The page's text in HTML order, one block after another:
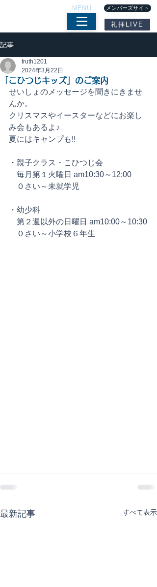
MENU メンバーズサイト
礼拝LIVE
記事
「こひつじキッズ」のご案内
truth1201
2024年3月22日
せいしょのメッセージを聞きにきませ
んか。
クリスマスやイースターなどにお楽し
み会もあるよ♪
夏にはキャンプも!!
・親子クラス・こひつじ会
毎月第１火曜日 am10:30～12:00
０さい～未就学児
・幼少科
第２週以外の日曜日 am10:00～10:30
０さい～小学校６年生
最新記事 すべて表示